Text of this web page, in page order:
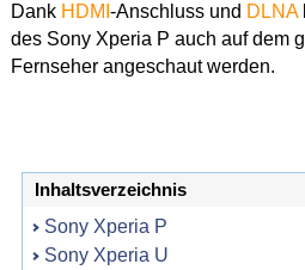
Dank HDMI -Anschluss und DLNA
des Sony Xperia P auch auf dem
Fernseher angeschaut werden.
Inhaltsverzeichnis
Sony Xperia P
Sony Xperia U